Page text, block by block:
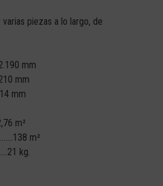
piezas a lo largo, de
mm
mm
mm
m²
m²
kg.